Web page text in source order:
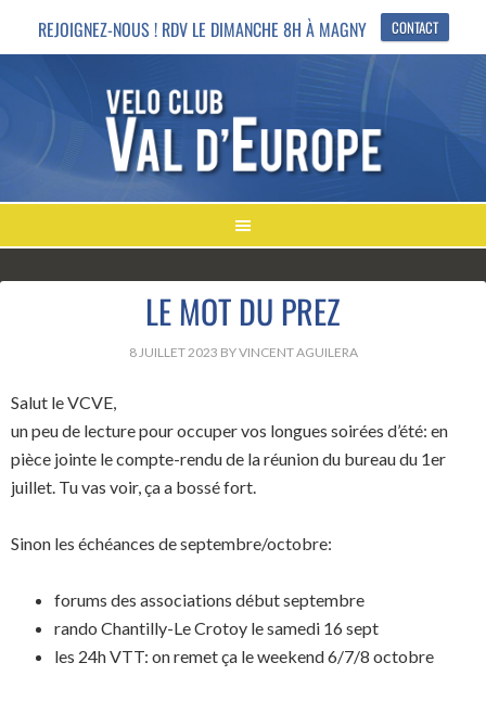
REJOIGNEZ-NOUS ! RDV LE DIMANCHE 8H À MAGNY CONTACT
LE MOT DU PREZ
8 JUILLET 2023 BYVINCENT AGUILERA
Salut le VCVE,
un peu de lecture pour occuper vos longues soirées d’été: en
pièce jointe le compte-rendu de la réunion du bureau du 1er
juillet. Tu vas voir, ça a bossé fort.
Sinon les échéances de septembre/octobre:
forums des associations début septembre
rando Chantilly-Le Crotoy le samedi 16 sept
les 24h VTT: on remet ça le weekend 6/7/8 octobre